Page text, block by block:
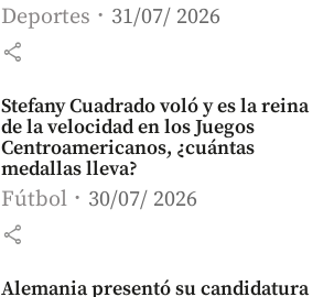
Deportes 31/07/ 2026
share
Stefany Cuadrado voló y es la reina
de la velocidad en los Juegos
Centroamericanos, ¿cuántas
medallas lleva?
Fútbol 30/07/ 2026
share
Alemania presentó su candidatura